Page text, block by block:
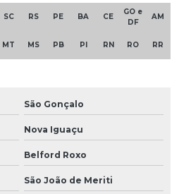
SC RS PE BA CE
GO e
DF
AM
MT MS PB PI RN RO RR
São Gonçalo
Nova Iguaçu
Belford Roxo
São João de Meriti